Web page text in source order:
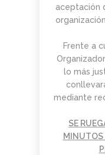
aceptación
Frente a
lo más
mediante
SE
MINUTOS